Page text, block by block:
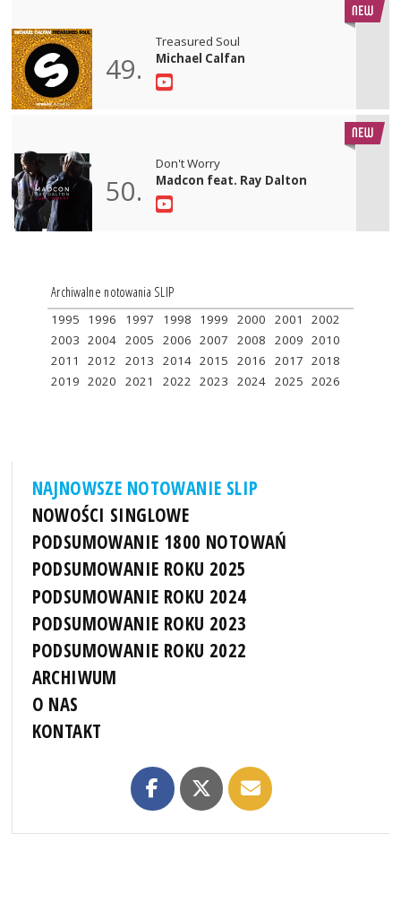
49.
Treasured Soul
Michael Calfan
50.
Don't Worry
Madcon feat. Ray Dalton
Archiwalne notowania SLIP
1995 1996 1997 1998 1999 2000 2001
2002
2003 2004 2005 2006 2007 2008 2009 2010
2011
2012 2013 2014 2015 2016 2017 2018
2019 2020 2021 2022 2023 2024 2025 2026
NAJNOWSZE NOTOWANIE SLIP
NOWOŚCI SINGLOWE
PODSUMOWANIE 1800 NOTOWAŃ
PODSUMOWANIE ROKU 2025
PODSUMOWANIE ROKU 2024
PODSUMOWANIE ROKU 2023
PODSUMOWANIE ROKU 2022
ARCHIWUM
O NAS
KONTAKT